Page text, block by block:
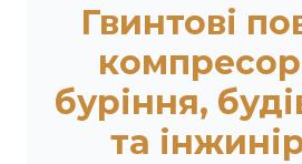
Гвинтові
буріння,
та